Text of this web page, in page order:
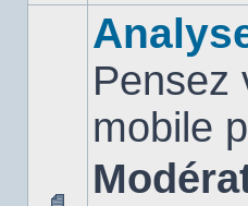
Pensez
mobile